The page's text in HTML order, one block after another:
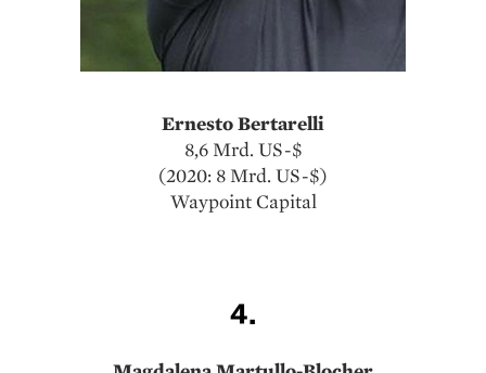
Ernesto Bertarelli
8,6 Mrd. US-$
(2020: 8 Mrd. US-$)
Waypoint Capital
4.